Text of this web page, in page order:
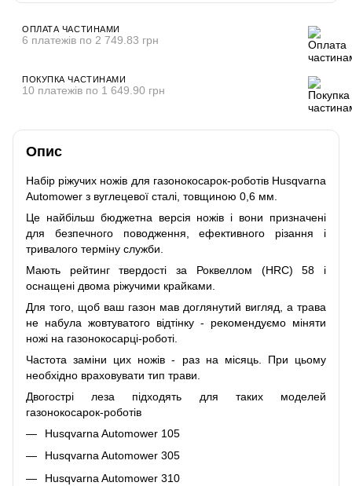
ОПЛАТА ЧАСТИНАМИ
6 платежів по 2 749.83 грн
ПОКУПКА ЧАСТИНАМИ
10 платежів по 1 649.90 грн
Опис
Набір ріжучих ножів для газонокосарок-роботів Husqvarna
Automower з вуглецевої сталі, товщиною 0,6 мм.
Це найбільш бюджетна версія ножів і вони призначені
для безпечного поводження, ефективного різання і
тривалого терміну служби.
Мають рейтинг твердості за Роквеллом (HRC) 58 і
оснащені двома ріжучими крайками.
Для того, щоб ваш газон мав доглянутий вигляд, а трава
не набула жовтуватого відтінку - рекомендуємо міняти
ножі на газонокосарці-роботі.
Частота заміни цих ножів - раз на місяць. При цьому
необхідно враховувати тип трави.
Двогострі леза підходять для таких моделей
газонокосарок-роботів
Husqvarna Automower 105
Husqvarna Automower 305
Husqvarna Automower 310